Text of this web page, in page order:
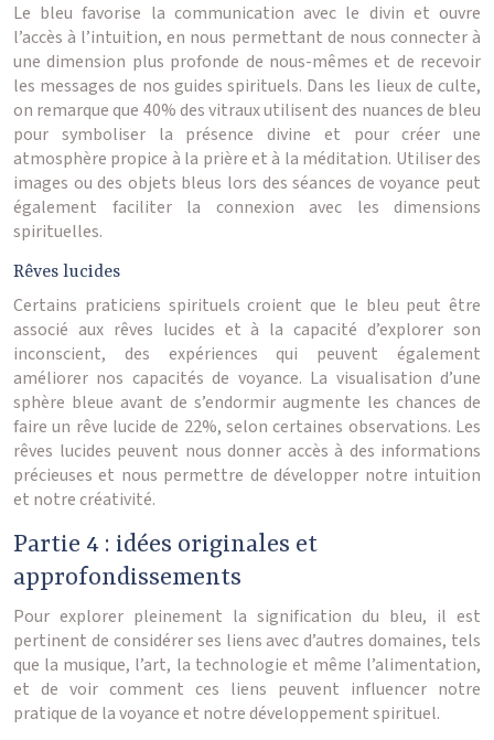
Le bleu favorise la communication avec le divin et ouvre
l’accès à l’intuition, en nous permettant de nous connecter à
une dimension plus profonde de nous-mêmes et de recevoir
les messages de nos guides spirituels. Dans les lieux de culte,
on remarque que 40% des vitraux utilisent des nuances de bleu
pour symboliser la présence divine et pour créer une
atmosphère propice à la prière et à la méditation. Utiliser des
images ou des objets bleus lors des séances de voyance peut
également faciliter la connexion avec les dimensions
spirituelles.
Rêves lucides
Certains praticiens spirituels croient que le bleu peut être
associé aux rêves lucides et à la capacité d’explorer son
inconscient, des expériences qui peuvent également
améliorer nos capacités de voyance. La visualisation d’une
sphère bleue avant de s’endormir augmente les chances de
faire un rêve lucide de 22%, selon certaines observations. Les
rêves lucides peuvent nous donner accès à des informations
précieuses et nous permettre de développer notre intuition
et notre créativité.
Partie 4 : idées originales et
approfondissements
Pour explorer pleinement la signification du bleu, il est
pertinent de considérer ses liens avec d’autres domaines, tels
que la musique, l’art, la technologie et même l’alimentation,
et de voir comment ces liens peuvent influencer notre
pratique de la voyance et notre développement spirituel.